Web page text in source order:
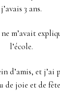
j’avais 3 ans.
m’avait
l’école.
d’amis, et j’ai
de joie et de